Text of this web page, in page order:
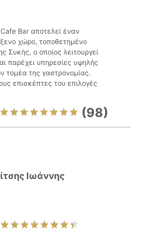
Bar αποτελεί έναν
χώρο, τοποθετημένο
Συκής, ο οποίος λειτουργεί
παρέχει υπηρεσίες υψηλής
τομέα της γαστρονομίας.
επισκέπτες του επιλογές
(98)
Ιωάννης